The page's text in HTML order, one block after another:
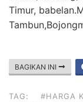
Timur,
BAGIKAN INI
TAG: #HARGA